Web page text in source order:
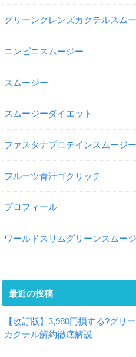
グリーンクレンズカクテルスム
コンビニスムージー
スムージー
スムージーダイエット
ファスタナプロテインスムージー
フルーツ青汁ゴクリッチ
プロフィール
ワールドスリムグリーンスムー
最近の投稿
【改訂版】3,980円損する?グリ
カクテル解約徹底解説